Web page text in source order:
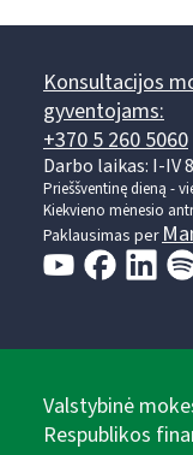
Konsultacijos
gyventojams:
+370 5 260 5060
Darbo laikas: I-IV
Prieššventinę dieną -
Kiekvieno mėnesio
Paklausimas per
Valstybinė
Respublikos